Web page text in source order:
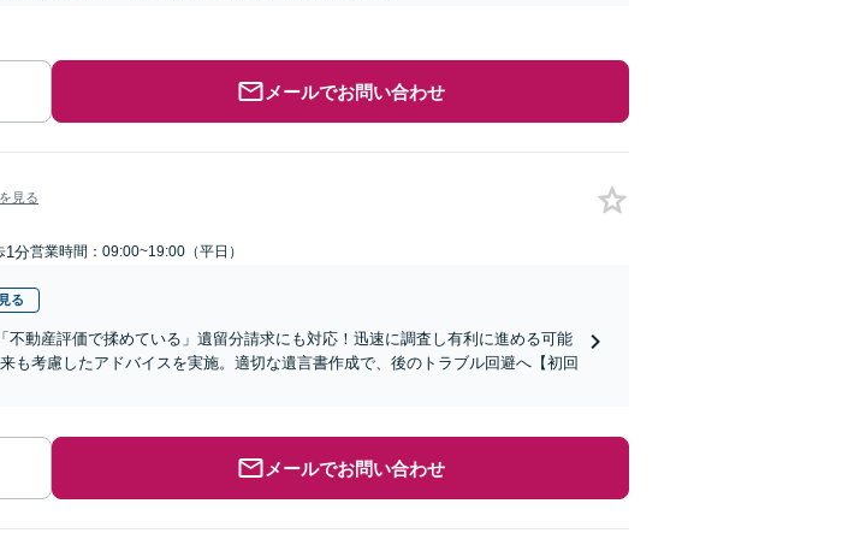
メールでお問い合わせ
見る
1分営業時間：09:00~19:00（平日）
る
不動産評価で揉めている」遺留分請求にも対応！迅速に調査し有利に進める可能
も考慮したアドバイスを実施。適切な遺言書作成で、後のトラブル回避へ【初回
メールでお問い合わせ